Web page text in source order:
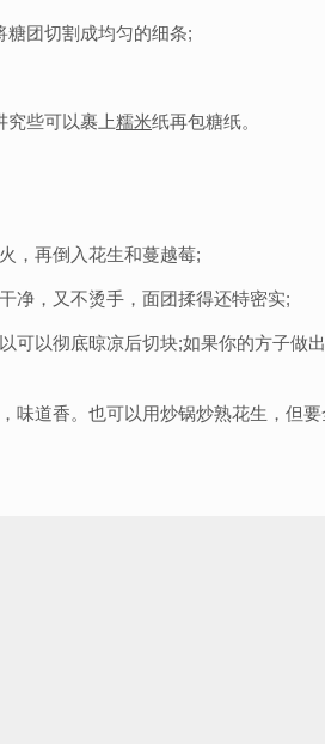
团切割成均匀的细条;
些可以裹上糯米纸再包糖纸。
再倒入花生和蔓越莓;
，又不烫手，面团揉得还特密实;
以彻底晾凉后切块;如果你的方子做出
道香。也可以用炒锅炒熟花生，但要